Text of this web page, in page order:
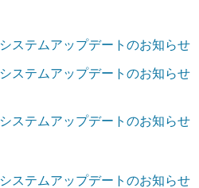
システムアップデートのお知らせ
システムアップデートのお知らせ
システムアップデートのお知らせ
システムアップデートのお知らせ